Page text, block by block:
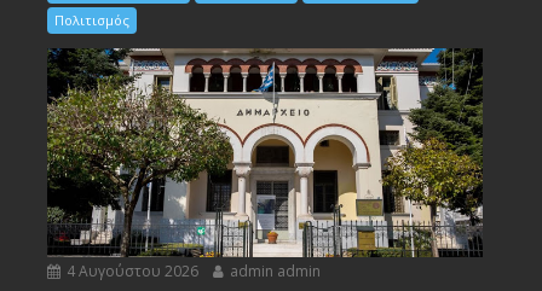
Πολιτισμός
4 Αυγούστου 2026 admin admin